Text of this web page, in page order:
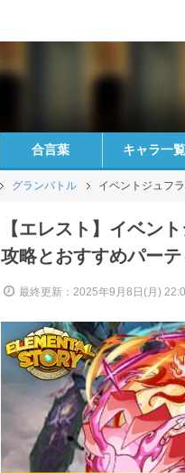
合言葉 キャラ一覧
グランバトル イベントジュフ
【エレスト】イベン
攻略とおすすめパーテ
最終更新：2025年9月8日(月)